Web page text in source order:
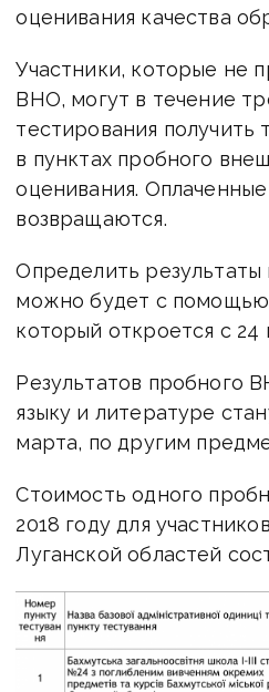
оценивания качества
Участники, которые не
ВНО, могут в течение
тестирования получить
в пунктах пробного
оценивания.
возвращаются.
Определить
можно будет с помощью
который откроется с 24
Результатов пробного
языку и литературе
марта, по другим
Стоимость одного
2018 году для
Луганской областей